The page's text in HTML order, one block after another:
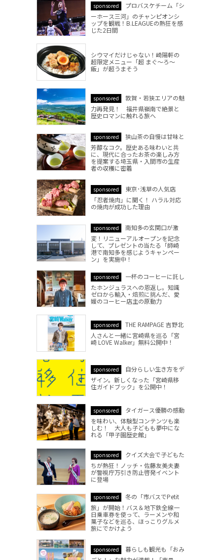
sponsored
プロバスケチーム「シ
ーホース三河」のチャンピオンシ
ップを観戦！B.LEAGUEの熱狂を感
じた2日間
シウマイだけじゃない！崎陽軒の
超限定メニュー「超 まぐ～ろ～
飯」が超うまそう
sponsored
敦賀・若狭エリアの魅
力再発見！ 福井県嶺南で絶景と
歴史ロマンに触れる旅へ
sponsored
狭山茶の自慢は甘味と
芳醇なコク。歴史ある味わいと共
に、現代に合ったお茶の楽しみ方
を提案する埼玉県・入間市の生産
者の収穫に密着
sponsored
東京･浅草の人気店
「忍者焼肉」に聞く！ ハラル対応
の焼肉が成功した理由
sponsored
南知多の玄関口が激
変！リニューアルオープンを記念
して、プレゼントの当たる「師崎
港で南知多を感じようキャンペー
ン」を実施中！
sponsored
一杯のコーヒーに託し
たホンジュラスへの恩返し。知識
ゼロから輸入・焙煎に挑んだ、愛
媛のコーヒー店主の原動力
sponsored
THE RAMPAGE 吉野北
人さんと一緒に宮崎県を巡る「宮
崎 LOVE Walker」無料公開中！
sponsored
自分らしい生き方をデ
ザイン。新しくなった「宮崎県移
住ガイドブック」を公開中！
sponsored
タイガース優勝の感動
を味わい、体験型コンテンツも楽
しむ！ 大人も子どもも夢中にな
れる「甲子園歴史館」
sponsored
クイズ大会で子どもた
ちが熱狂！ノッチ・佐藤友美夫妻
が警視庁万引き防止啓発イベント
に登場
sponsored
冬の「市バスでPetit
旅」が開始！バス＆地下鉄全線一
日乗車券を使って、ラーメンや和
菓子などを巡る、ほっこりグルメ
旅にでかけよう
sponsored
暮らしも観光も「おみ